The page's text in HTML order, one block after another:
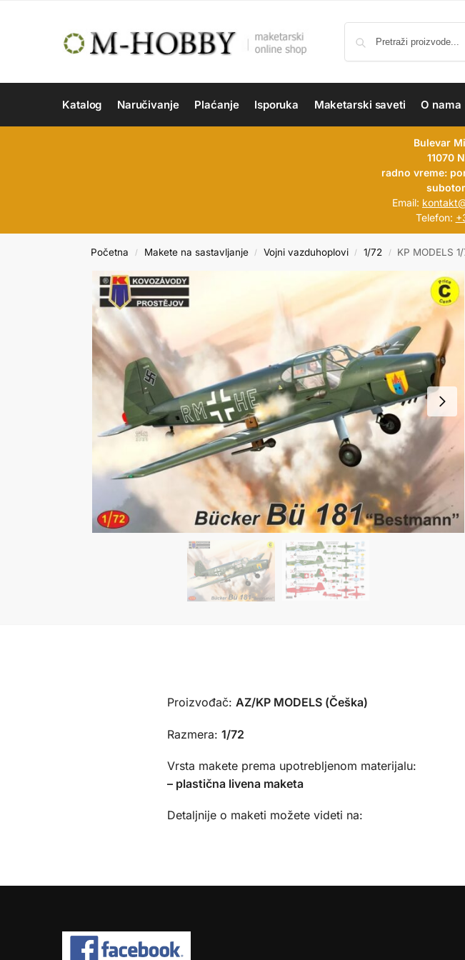
Katalog Naručivanje Plaćanje Isporuka Maketarski saveti O nama
Bulevar
11070
radno vreme:
Email:
Telefon:
Početna / Makete na sastavljanje / Vojni vazduhoplovi / 1/72 / KP MODELS
Proizvođač: AZ/KP MODELS (Češka)
Razmera: 1/72
Vrsta makete prema upotrebljenom materijalu:
– plastična livena maketa
Detaljnije o maketi možete videti na: